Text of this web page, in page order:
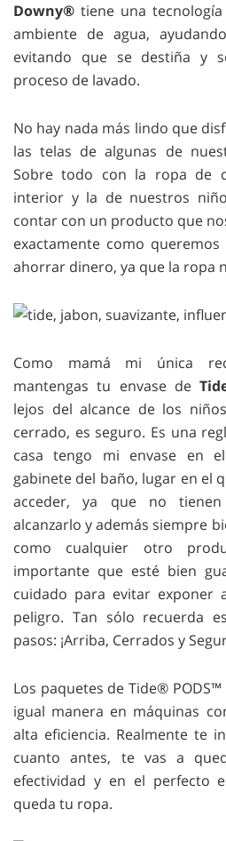
Downy®tiene una
ambiente de agua,
evitando que se destiña y
proceso de lavado.
No hay nada más lindo que
las telas de algunas de
Sobre todo con la ropa de
interior y la de nuestros
contar con un producto que
exactamente como
ahorrar dinero, ya que la ropa
Como mamá mi única
mantengas tu envase de
lejos del alcance de los
cerrado, es seguro. Es una
casa tengo mi envase en
gabinete del baño, lugar en el
acceder, ya que no
alcanzarlo y además siempre
como cualquier otro
importante que esté bien
cuidado para evitar exponer
peligro. Tan sólo recuerda
pasos: ¡Arriba, Cerrados y
Los paquetes deTide®
igual manera en máquinas
alta eficiencia. Realmente te
cuanto antes, te vas a
efectividad y en el perfecto
queda tu ropa.